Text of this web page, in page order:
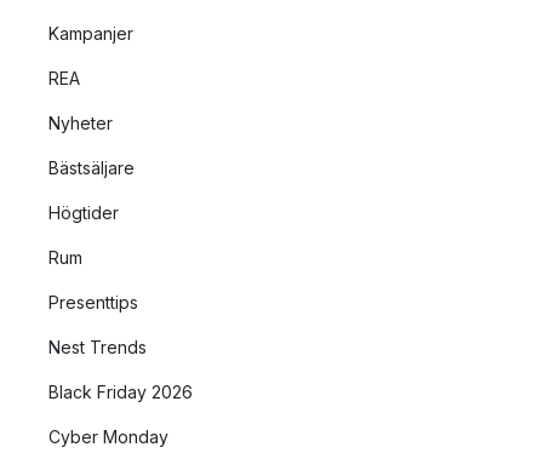
Kampanjer
REA
Nyheter
Bästsäljare
Högtider
Rum
Presenttips
Nest Trends
Black Friday 2026
Cyber Monday